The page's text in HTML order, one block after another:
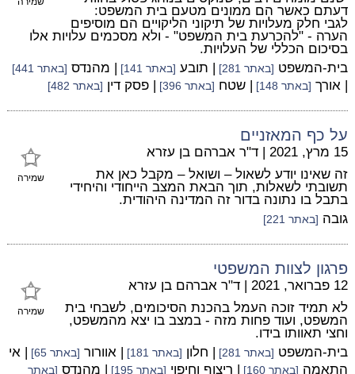
דעתם כאשר הם ממונים מטעם בית המשפט:
לגבי חלק מעלויות של תיקוני הליקויים הם מוסיפים
הערה - "להכרעת בית המשפט" - ולא מסכמים עלויות אלו
בסיכום הכללי של העלויות.
בית-המשפט [באתר 281] | תובע [באתר 141] | מהנדס [באתר 441]
| אורך [באתר 148] | שטח [באתר 396] | פסק דין [באתר 482]
על כף המאזניים
שמירה
15 מרץ, 2021 | ד"ר אברהם בן עזרא
זה שאינו יודע לשאול – ושואל – מקבל כאן את
תשובתי לשאלות, תוך הבאת המצב הייחודי והיחידי
בתבל בו נתונה בדור זה המדינה היהודית.
גובה [באתר 221]
פרגון לצוות המשפטי
שמירה
12 פברואר, 2021 | ד"ר אברהם בן עזרא
לא תמיד זוכה העמל בהכנת הסיכומים, לשבחי בית
המשפט, ועוד פחות מזה - במצב בו יצא מהמשפט,
וחצי תאוותו בידו.
בית-המשפט [באתר 281] | חלון [באתר 181] | אוורור [באתר 65]
| אי
התאמה [באתר 160] | ריצוף וחיפוי [באתר 195] | מהנדס [באתר